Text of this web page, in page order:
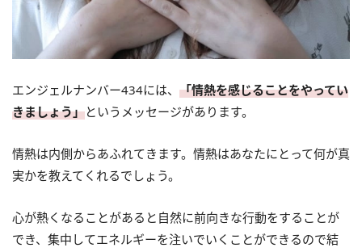
エンジェルナンバー434には、 「情熱を感じることをやってい
きましょう」というメッセージがあります。
情熱は内側からあふれてきます。情熱はあなたにとって何が真
実かを教えてくれるでしょう。
心が熱くなることがあると自然に前向きな行動をすることが
でき、集中してエネルギーを注いでいくことができるので結